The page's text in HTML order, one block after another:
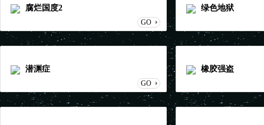
腐烂国度2
GO
绿色地狱
潜渊症
GO
橡胶强盗